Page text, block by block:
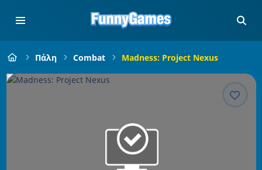
Πάλη Combat Madness: Project Nexus